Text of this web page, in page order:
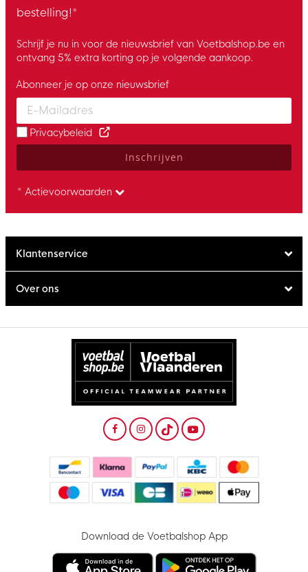
bestelling!*
Schrijf je nu in voor de nieuwsbrief van Voetbalshop.be en
ontvang 5% extra korting op je volgende aankoop.
Enter your email and accept the privacy policy to subscribe to
Abonneer je op onze nieuwsbrief
Privacybeleid
Inschrijven
* Actievoorwaarden
Klantenservice
Over ons
Download de Voetbalshop App